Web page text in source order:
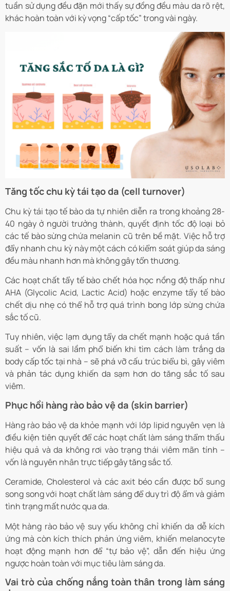
tuần sử dụng đều đặn mới thấy sự đồng đều màu da rõ rệt,
khác hoàn toàn với kỳ vọng “cấp tốc” trong vài ngày.
Tăng tốc chu kỳ tái tạo da (cell turnover)
Chu kỳ tái tạo tế bào da tự nhiên diễn ra trong khoảng 28-
40 ngày ở người trưởng thành, quyết định tốc độ loại bỏ
các tế bào sừng chứa melanin cũ trên bề mặt. Việc hỗ trợ
đẩy nhanh chu kỳ này một cách có kiểm soát giúp da sáng
đều màu nhanh hơn mà không gây tổn thương.
Các hoạt chất tẩy tế bào chết hóa học nồng độ thấp như
AHA (Glycolic Acid, Lactic Acid) hoặc enzyme tẩy tế bào
chết dịu nhẹ có thể hỗ trợ quá trình bong lớp sừng chứa
sắc tố cũ.
Tuy nhiên, việc lạm dụng tẩy da chết mạnh hoặc quá tần
suất – vốn là sai lầm phổ biến khi tìm cách làm trắng da
body cấp tốc tại nhà – sẽ phá vỡ cấu trúc biểu bì, gây viêm
và phản tác dụng khiến da sạm hơn do tăng sắc tố sau
viêm.
Phục hồi hàng rào bảo vệ da (skin barrier)
Hàng rào bảo vệ da khỏe mạnh với lớp lipid nguyên vẹn là
điều kiện tiên quyết để các hoạt chất làm sáng thẩm thấu
hiệu quả và da không rơi vào trạng thái viêm mãn tính –
vốn là nguyên nhân trực tiếp gây tăng sắc tố.
Ceramide, Cholesterol và các axit béo cần được bổ sung
song song với hoạt chất làm sáng để duy trì độ ẩm và giảm
tình trạng mất nước qua da.
Một hàng rào bảo vệ suy yếu không chỉ khiến da dễ kích
ứng mà còn kích thích phản ứng viêm, khiến melanocyte
hoạt động mạnh hơn để “tự bảo vệ”, dẫn đến hiệu ứng
ngược hoàn toàn với mục tiêu làm sáng da.
Vai trò của chống nắng toàn thân trong làm sáng